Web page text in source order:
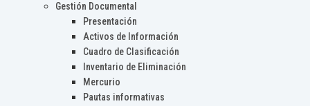
Gestión Documental
Presentación
Activos de Información
Cuadro de Clasificación
Inventario de Eliminación
Mercurio
Pautas informativas